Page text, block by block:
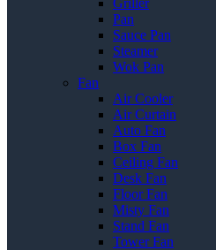
Griller
Pan
Sauce Pan
Steamer
Wok Pan
Fan
Air Cooler
Air Curtain
Auto Fan
Box Fan
Ceiling Fan
Desk Fan
Floor Fan
Misty Fan
Stand Fan
Tower Fan